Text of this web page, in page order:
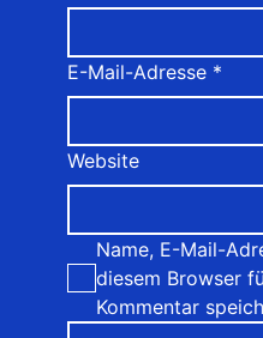
E-Mail-Adresse *
Website
Name, E-Mail-
diesem Browser
Kommentar